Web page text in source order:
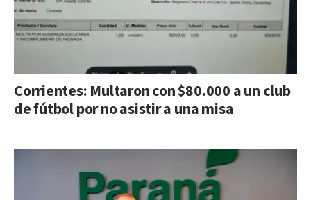
Corrientes: Multaron con $80.000 a un club
de fútbol por no asistir a una misa